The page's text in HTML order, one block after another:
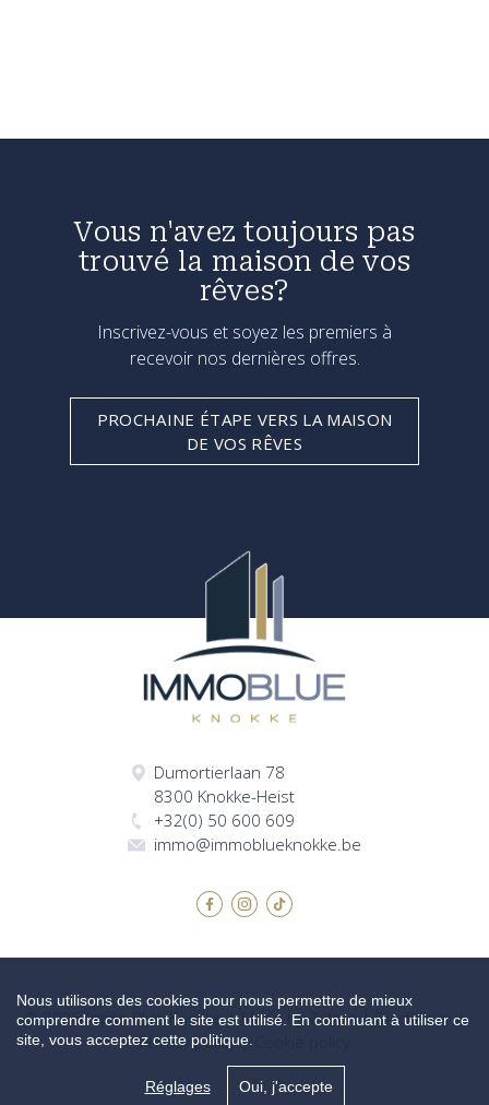
Vous n'avez toujours pas
trouvé la maison de vos
rêves?
Inscrivez-vous et soyez les premiers à
recevoir nos dernières offres.
PROCHAINE ÉTAPE VERS LA MAISON
DE VOS RÊVES
Dumortierlaan 78
8300 Knokke-Heist
+32(0) 50 600 609
immo@immoblueknokke.be
© 2026 Immo Blue Knokke | Made by Zabun|Disclaimer |
Privacy policy|
Nous utilisons des cookies pour nous permettre de mieux
comprendre comment le site est utilisé. En continuant à utiliser ce
site, vous acceptez cette politique.
Réglages Oui, j'accepte